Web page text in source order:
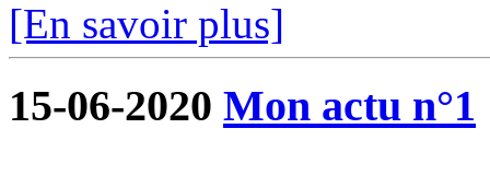
[En savoir plus]
15-06-2020 Mon actu n°1